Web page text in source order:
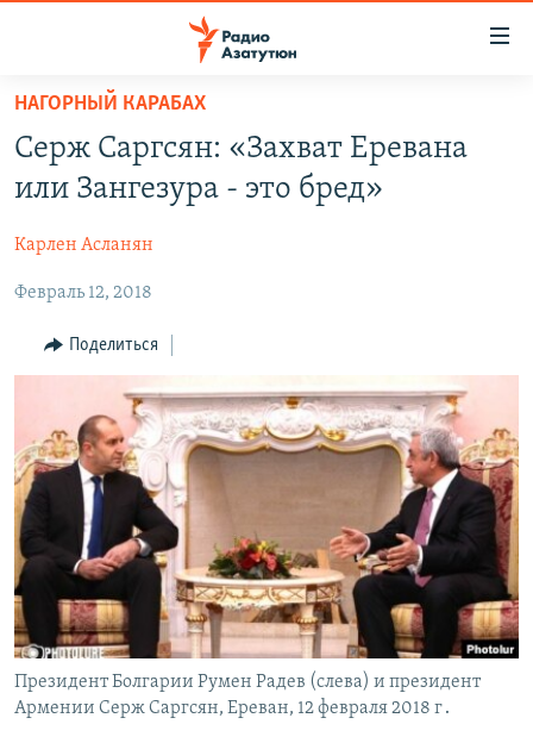
Перейти
основному
содержанию
навигации
Перейти
НОВОСТИ
ОБЩЕСТВО
ЭКОНОМИКА
РЕГИОН
НАГОРНЫЙ КАРАБАХ
КУЛЬТУРА
СПОРТ
АРХИВ
Հայերեն
English
Русский
НАГОРНЫЙ КАРАБАХ
Серж Саргсян: «Захват Еревана
или Зангезура - это бред»
Карлен Асланян
Февраль 12, 2018
Поделиться
Президент Болгарии Румен Радев (слева) и президент
Армении Серж Саргсян, Ереван, 12 февраля 2018 г․